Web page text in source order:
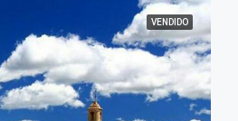
VENDIDO